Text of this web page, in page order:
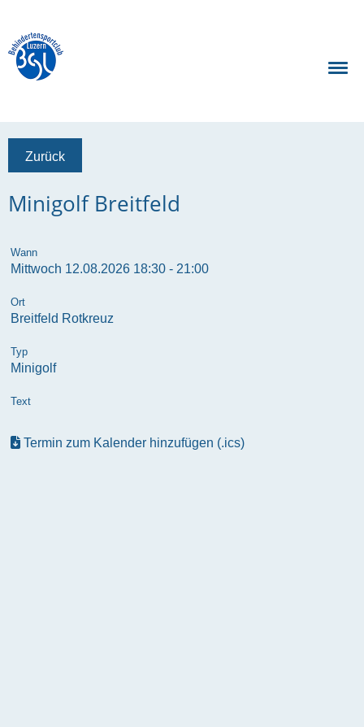
Zurück
Minigolf Breitfeld
Wann
Mittwoch 12.08.2026 18:30 - 21:00
Ort
Breitfeld Rotkreuz
Typ
Minigolf
Text
Termin zum Kalender hinzufügen (.ics)